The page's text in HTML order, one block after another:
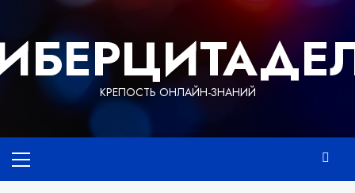
содержимому
КРЕПОСТЬ ОНЛАЙН-ЗНАНИЙ
меню